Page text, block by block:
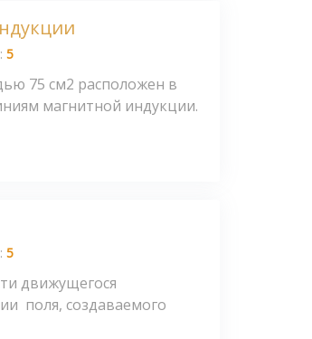
5
75 см2 расположен в
магнитной индукции.
5
движущегося
поля, создаваемого